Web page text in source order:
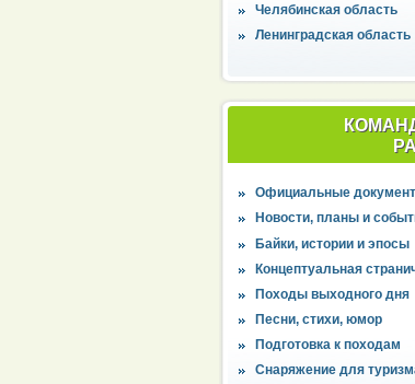
Челябинская область
Ленинградская область
Официальные
Новости, планы и
Байки, истории и эпосы
Концептуальная
Походы выходного дня
Песни, стихи, юмор
Подготовка к походам
Снаряжение для